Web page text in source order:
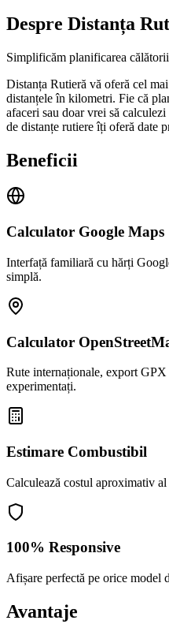
Despre Distanța
Simplificăm planificarea
Distanța Rutieră vă oferă cel
distanțele în kilometri. Fie că
afaceri sau doar vrei să
de distanțe rutiere îți oferă date
Beneficii
Calculator Google Maps
Interfață familiară cu hărți
simplă.
Calculator
Rute internaționale, export
experimentați.
Estimare Combustibil
Calculează costul aproximativ
100% Responsive
Afișare perfectă pe orice model
Avantaje